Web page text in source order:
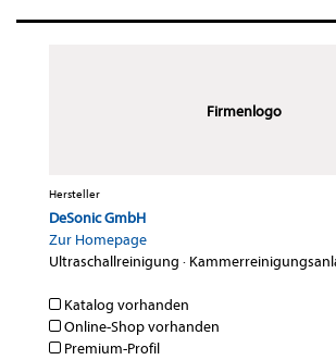
Firmenlogo
Hersteller
DeSonic GmbH
Zur Homepage
Ultraschallreinigung ·
Katalog vorhanden
Online-Shop vorhanden
Premium-Profil